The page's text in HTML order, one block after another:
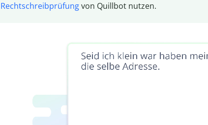
Rechtschreibprüfungvon Quillbot nutzen.